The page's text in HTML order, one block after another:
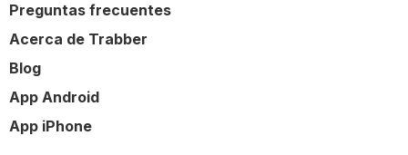
Preguntas frecuentes
Acerca de Trabber
Blog
App Android
App iPhone